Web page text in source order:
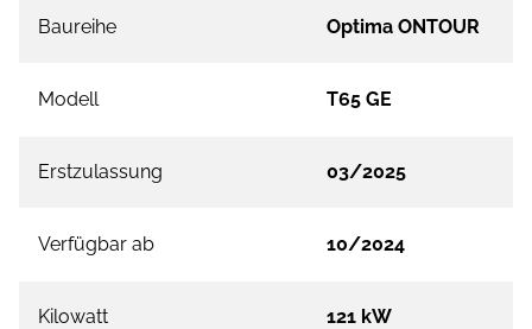
Baureihe Optima ONTOUR
Modell T65 GE
Erstzulassung 03/2025
Verfügbar ab 10/2024
Kilowatt 121 kW